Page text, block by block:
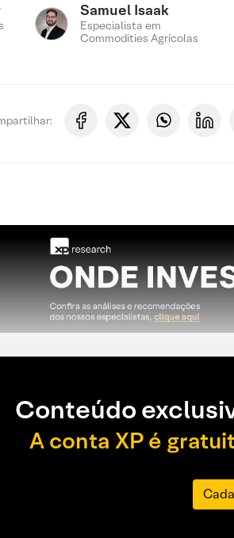
Samuel Isaak
Especialista em
Commodities Agrícolas
Conteúdo
A conta XP é